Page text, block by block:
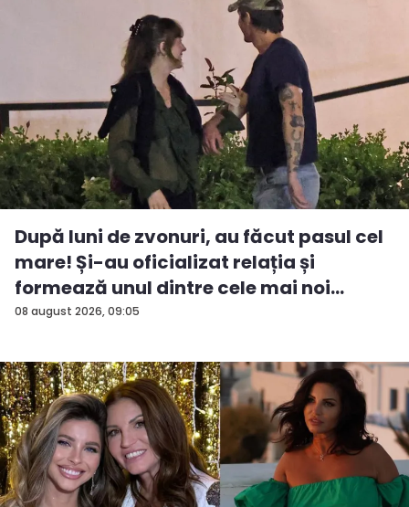
08 august 2026, 09:05
După luni de zvonuri, au făcut pasul cel
mare! Și-au oficializat relația și
formează unul dintre cele mai noi
cuplu...